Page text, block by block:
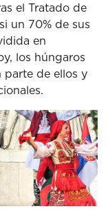
el Tratado de
un 70% de sus
en
los húngaros
parte de ellos y